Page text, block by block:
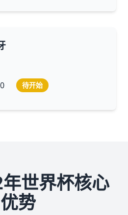
待开始
世界杯核心
优势